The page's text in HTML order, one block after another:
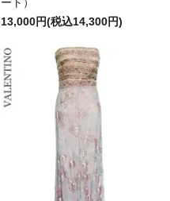
ート）
13,000円(税込14,300円)